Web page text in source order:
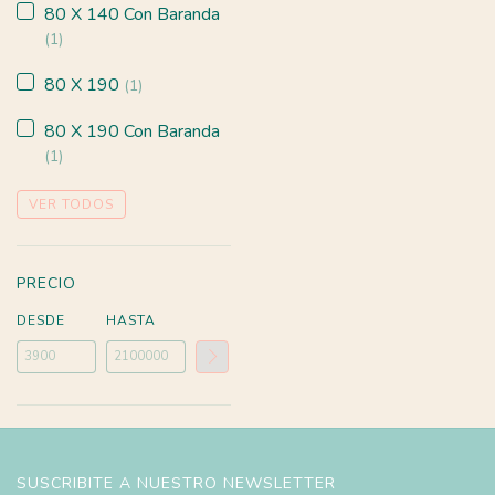
80 X 140 Con Baranda
(1)
80 X 190 (1)
80 X 190 Con Baranda
(1)
VER TODOS
PRECIO
DESDE HASTA
SUSCRIBITE A NUESTRO NEWSLETTER